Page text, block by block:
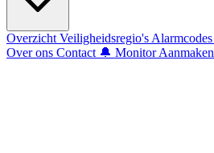
Overzicht Veiligheidsregio's Alarmcodes
Over ons Contact 🔔 Monitor Aanmaken